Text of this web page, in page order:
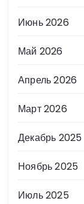
Июнь 2026
Май 2026
Апрель 2026
Март 2026
Декабрь 2025
Ноябрь 2025
Июль 2025